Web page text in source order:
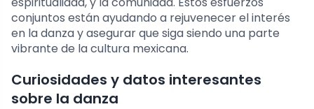
conjuntos están ayudando a rejuvenecer el interés
en la danza y asegurar que siga siendo una parte
vibrante de la cultura mexicana.
Curiosidades y datos interesantes
sobre la danza